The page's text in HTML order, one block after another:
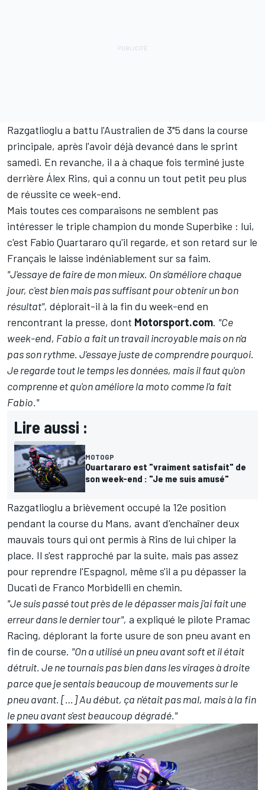
Razgatlioglu a battu l'Australien de 3"5 dans la course
principale, après l'avoir déjà devancé dans le sprint
samedi. En revanche, il a à chaque fois terminé juste
derrière Álex Rins, qui a connu un tout petit peu plus
de réussite ce week-end.
Mais toutes ces comparaisons ne semblent pas
intéresser le triple champion du monde Superbike : lui,
c'est Fabio Quartararo qu'il regarde, et son retard sur le
Français le laisse indéniablement sur sa faim.
"J'essaye de faire de mon mieux. On s'améliore chaque
jour, c'est bien mais pas suffisant pour obtenir un bon
résultat", déplorait-il à la fin du week-end en
rencontrant la presse, dont Motorsport.com. "Ce
week-end, Fabio a fait un travail incroyable mais on n'a
pas son rythme. J'essaye juste de comprendre pourquoi.
Je regarde tout le temps les données, mais il faut qu'on
comprenne et qu'on améliore la moto comme l'a fait
Fabio."
Lire aussi :
MOTOGP
Quartararo est "vraiment satisfait" de
son week-end : "Je me suis amusé"
Razgatlioglu a brièvement occupé la 12e position
pendant la course du Mans, avant d'enchaîner deux
mauvais tours qui ont permis à Rins de lui chiper la
place. Il s'est rapproché par la suite, mais pas assez
pour reprendre l'Espagnol, même s'il a pu dépasser la
Ducati de Franco Morbidelli en chemin.
"Je suis passé tout près de le dépasser mais j'ai fait une
erreur dans le dernier tour", a expliqué le pilote Pramac
Racing, déplorant la forte usure de son pneu avant en
fin de course. "On a utilisé un pneu avant soft et il était
détruit. Je ne tournais pas bien dans les virages à droite
parce que je sentais beaucoup de mouvements sur le
pneu avant. […] Au début, ça n'était pas mal, mais à la fin
le pneu avant s'est beaucoup dégradé."